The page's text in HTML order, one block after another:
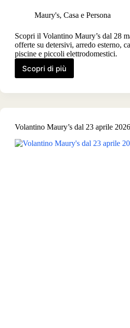
Maury's, Casa e Persona
Scopri il Volantino Maury’s dal 28
offerte su detersivi, arredo esterno,
piscine e piccoli elettrodomestici.
Scopri di più
Volantino
dal
maggio
Volantino Maury’s dal 23 aprile 2026